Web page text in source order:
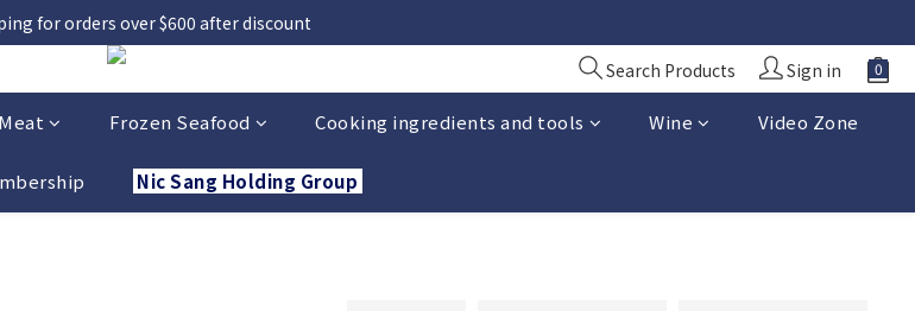
想在 8 月 11 日至 8 月 15 日收貨，請務必於 8 月 10 日前落單
for orders over $600 after discount
想在 8 月 11 日至 8 月 15 日收貨，請務必於 8 月 10 日前落單 Search Products Sign in
Frozen Seafood Cooking ingredients and tools Wine Video Zone
Nic Sang Holding Group